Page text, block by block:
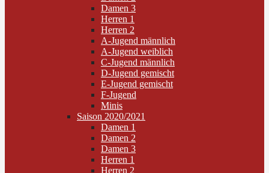
Damen 3
Herren 1
Herren 2
A-Jugend männlich
A-Jugend weiblich
C-Jugend männlich
D-Jugend gemischt
E-Jugend gemischt
F-Jugend
Minis
Saison 2020/2021
Damen 1
Damen 2
Damen 3
Herren 1
Herren 2